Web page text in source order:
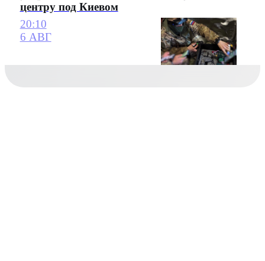
центру под Киевом
20:10
6 АВГ